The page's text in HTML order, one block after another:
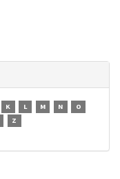
K L M N
O
Z